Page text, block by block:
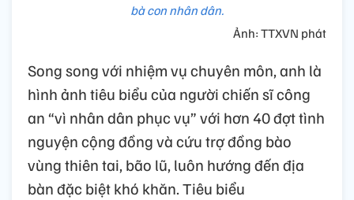
bà con nhân dân.
Ảnh: TTXVN phát
Song song với nhiệm vụ chuyên môn, anh là
hình ảnh tiêu biểu của người chiến sĩ công
an “vì nhân dân phục vụ” với hơn 40 đợt tình
nguyện cộng đồng và cứu trợ đồng bào
vùng thiên tai, bão lũ, luôn hướng đến địa
bàn đặc biệt khó khăn. Tiêu biểu